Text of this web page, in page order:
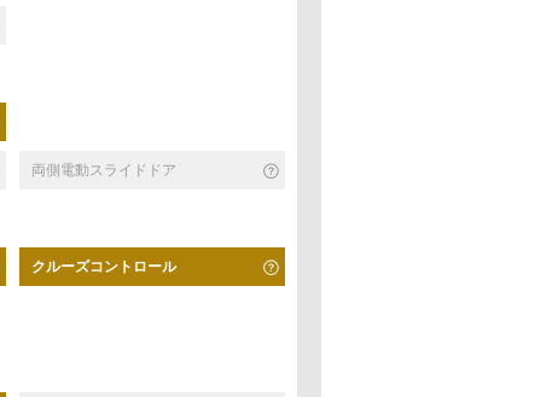
両側電動スライドドア
クルーズコントロール